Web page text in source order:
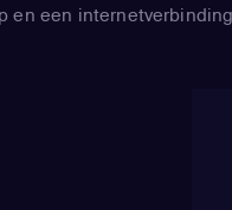
en een internetverbinding.